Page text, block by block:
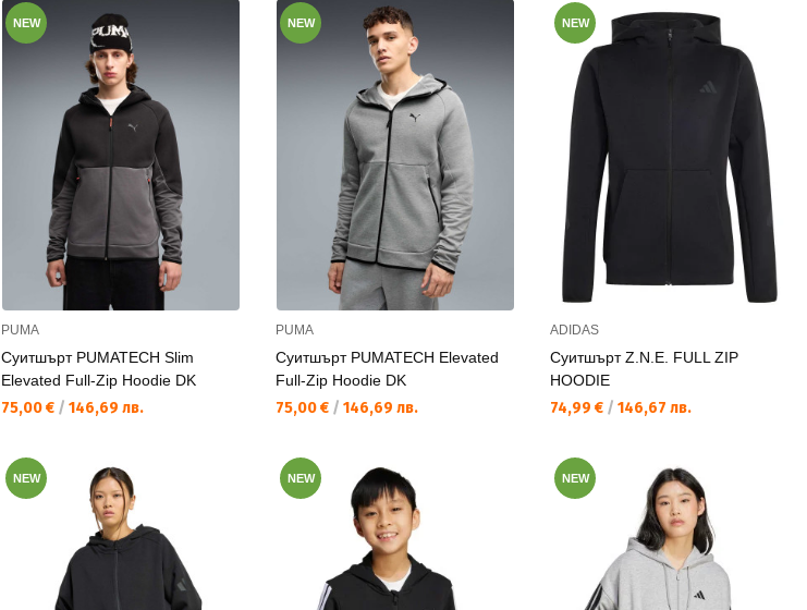
NEW
PUMA
Суитшърт PUMATECH Slim
Elevated Full-Zip Hoodie DK
Текуща цена:
75,00 € / 146,69 лв.
NEW
PUMA
Суитшърт PUMATECH Elevated
Full-Zip Hoodie DK
Текуща цена:
75,00 € / 146,69 лв.
NEW
ADIDAS
Суитшърт Z.N.E. FULL ZIP
HOODIE
Текуща цена:
74,99 € / 146,67 лв.
NEW NEW NEW